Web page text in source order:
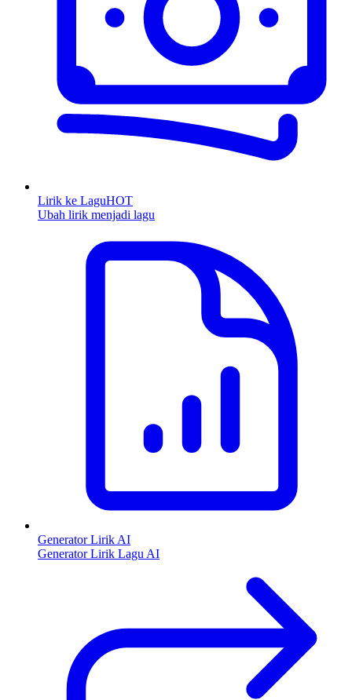
Lirik ke LaguHOT
Ubah lirik menjadi lagu
Generator Lirik AI
Generator Lirik Lagu AI